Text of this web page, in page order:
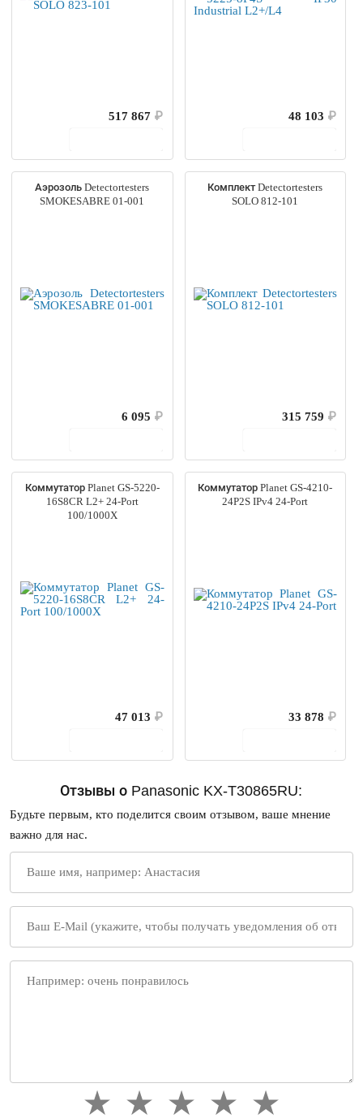
517 867 ₽
48 103 ₽
Аэрозоль Detectortesters
SMOKESABRE 01-001
6 095 ₽
Комплект Detectortesters
SOLO 812-101
315 759 ₽
Коммутатор Planet GS-5220-
16S8CR L2+ 24-Port
100/1000X
47 013 ₽
Коммутатор Planet GS-4210-
24P2S IPv4 24-Port
33 878 ₽
Отзывы о Panasonic KX-T30865RU:
Будьте первым, кто поделится своим отзывом, ваше мнение
важно для нас.